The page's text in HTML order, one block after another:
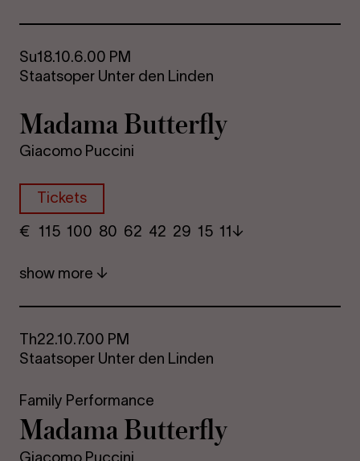
Su18.10.6.00 PM
Staatsoper Unter den Linden
Madama Butterfly
Giacomo Puccini
Tickets
€ ​ 115 100 80​ 62 42 29​ 15 11
show more
Th22.10.7.00 PM
Staatsoper Unter den Linden
Family Performance
Madama Butterfly
Giacomo Puccini